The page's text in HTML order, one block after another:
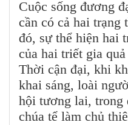
Cuộc sống đương
cần có cả hai trạng
đó, sự thể hiện hai
của hai triết gia
Thời cận đại, khi
khai sáng, loài
hội tương lai, trong
chúa tể làm chủ